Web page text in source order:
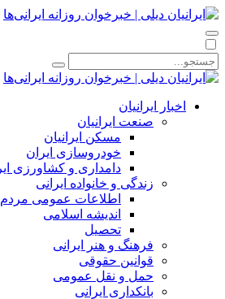
اخبار ایرانیان
صنعت ایرانیان
مسکن ایرانیان
خودروسازی ایران
دامداری و کشاورزی
زندگی و خانواده ایرانی
اطلاعات عمومی مردم
اندیشه اسلامی
تحصیل
فرهنگ و هنر ایرانی
قوانین حقوقی
حمل و نقل عمومی
بانکداری ایرانی